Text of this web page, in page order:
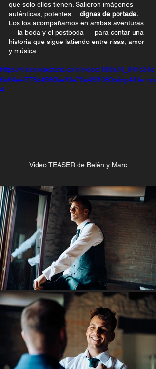
que solo ellos tienen. Salieron imágenes
auténticas, potentes… dignas de portada.
Los los acompañamos en ambas aventuras
— la boda y el postboda — para contar una
historia que sigue latiendo entre risas, amor
y música.
https://video.wixstatic.com/video/180b84_844c34e
6a64a4f778d4560be90e70a49/1080p/mp4/file.mp
4
Video TEASER de Belén y Marc